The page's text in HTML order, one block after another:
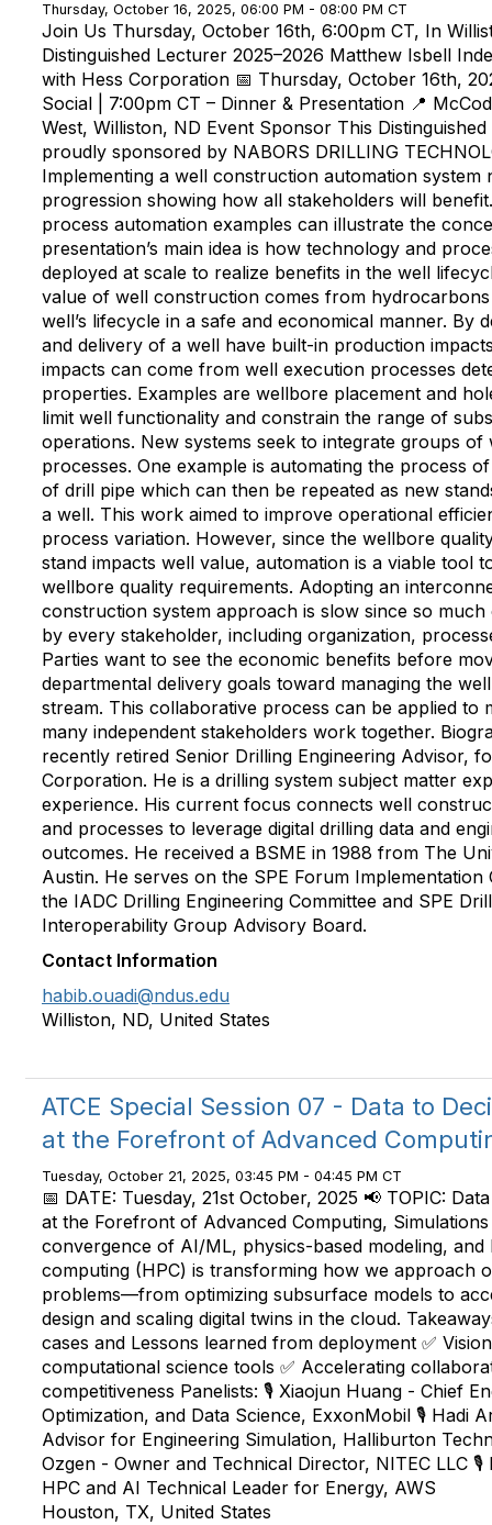
Thursday, October 16, 2025, 06:00 PM - 08:00 PM CT
Join Us Thursday, October 16th, 6:00pm CT, In
Distinguished Lecturer 2025–2026 Matthew Isbell
with Hess Corporation 📅 Thursday, October 16th,
Social | 7:00pm CT – Dinner & Presentation 📍
West, Williston, ND Event Sponsor This
proudly sponsored by NABORS DRILLING
Implementing a well construction automation system
progression showing how all stakeholders will
process automation examples can illustrate the
presentation’s main idea is how technology and
deployed at scale to realize benefits in the well
value of well construction comes from
well’s lifecycle in a safe and economical manner. By
and delivery of a well have built-in production
impacts can come from well execution processes
properties. Examples are wellbore placement and
limit well functionality and constrain the range of
operations. New systems seek to integrate groups of
processes. One example is automating the process
of drill pipe which can then be repeated as new
a well. This work aimed to improve operational
process variation. However, since the wellbore
stand impacts well value, automation is a viable tool
wellbore quality requirements. Adopting an
construction system approach is slow since so much
by every stakeholder, including organization,
Parties want to see the economic benefits before
departmental delivery goals toward managing the
stream. This collaborative process can be applied to
many independent stakeholders work together.
recently retired Senior Drilling Engineering Advisor,
Corporation. He is a drilling system subject matter
experience. His current focus connects well
and processes to leverage digital drilling data and
outcomes. He received a BSME in 1988 from The
Austin. He serves on the SPE Forum Implementation
the IADC Drilling Engineering Committee and SPE
Interoperability Group Advisory Board.
Contact Information
habib.ouadi@ndus.edu
Williston, ND, United States
ATCE Special Session 07 - Data to
at the Forefront of Advanced
Tuesday, October 21, 2025, 03:45 PM - 04:45 PM CT
📅 DATE: Tuesday, 21st October, 2025 📢 TOPIC:
at the Forefront of Advanced Computing,
convergence of AI/ML, physics-based modeling,
computing (HPC) is transforming how we approach
problems—from optimizing subsurface models to
design and scaling digital twins in the cloud.
cases and Lessons learned from deployment ✅
computational science tools ✅ Accelerating
competitiveness Panelists: 🎙️ Xiaojun Huang - Chief
Optimization, and Data Science, ExxonMobil 🎙️ Hadi
Advisor for Engineering Simulation, Halliburton
Ozgen - Owner and Technical Director, NITEC LLC
HPC and AI Technical Leader for Energy, AWS
Houston, TX, United States